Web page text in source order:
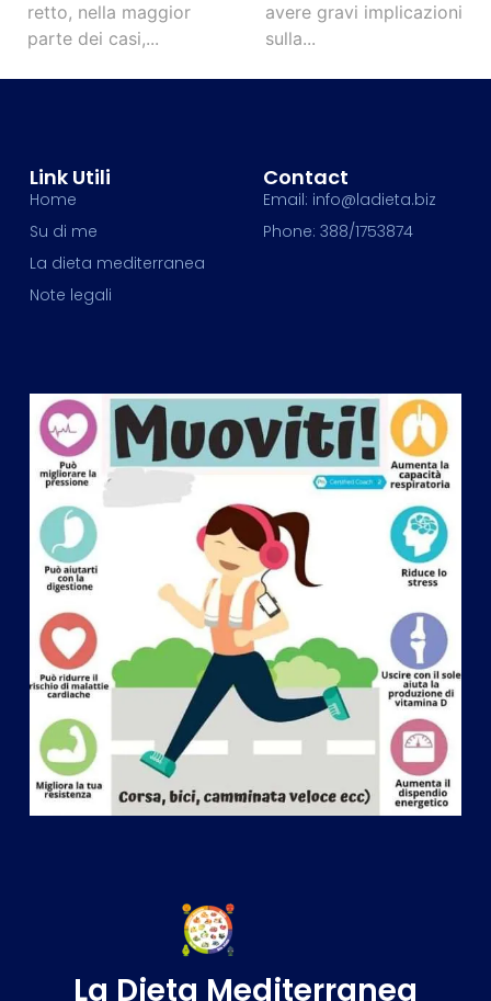
retto, nella maggior
parte dei casi,...
avere gravi implicazioni
sulla...
La Dieta Mediterranea
Link Utili
Home
Su di me
La dieta mediterranea
Note legali
Contact
Email: info@ladieta.biz
Phone: 388/1753874